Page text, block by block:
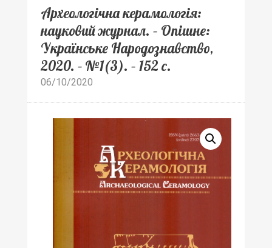
Археологічна керамологія:
науковий журнал. – Опішне:
Українське Народознавство,
2020. – №1(3). – 152 с.
06/10/2020